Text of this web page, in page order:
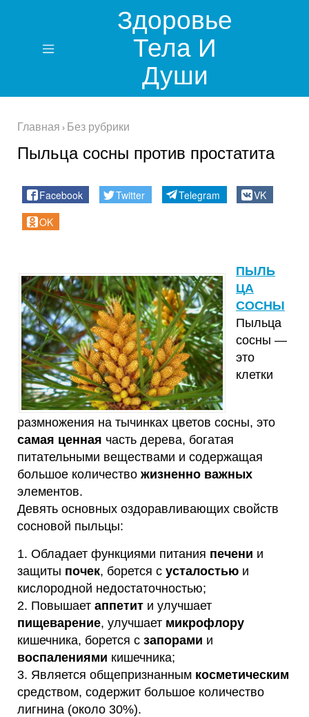
Здоровье
Тела И
Души
Главная › Без рубрики
Пыльца сосны против простатита
Facebook Twitter Telegram
VK
OK
ПЫЛЬ
ЦА
СОСНЫ
Пыльца
сосны —
это
клетки
размножения на тычинках цветов сосны, это
самая ценная часть дерева, богатая
питательными веществами и содержащая
большое количество жизненно важных
элементов.
Девять основных оздоравливающих свойств
сосновой пыльцы:
1. Обладает функциями питания печени и
защиты почек, борется с усталостью и
кислородной недостаточностью;
2. Повышает аппетит и улучшает
пищеварение, улучшает микрофлору
кишечника, борется с запорами и
воспалениями кишечника;
3. Является общепризнанным косметическим
средством, содержит большое количество
лигнина (около 30%).